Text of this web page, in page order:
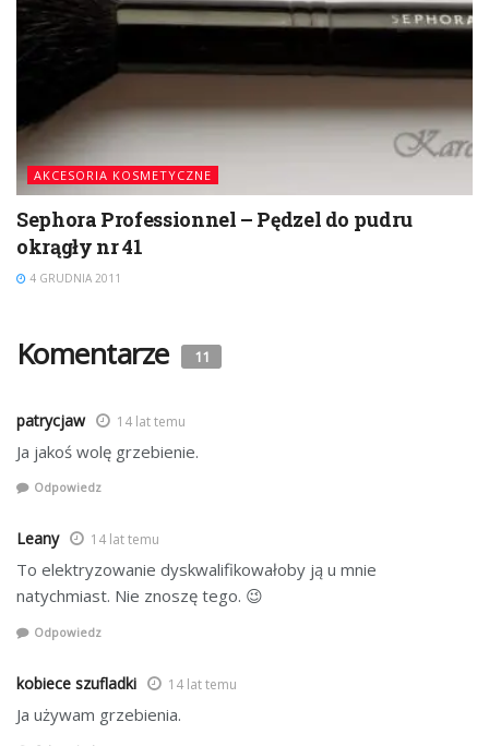
AKCESORIA KOSMETYCZNE
Sephora Professionnel – Pędzel do pudru
okrągły nr 41
4 GRUDNIA 2011
Komentarze 11
patrycjaw 14 lat temu
Ja jakoś wolę grzebienie.
Odpowiedz
Leany 14 lat temu
To elektryzowanie dyskwalifikowałoby ją u mnie
natychmiast. Nie znoszę tego. 😉
Odpowiedz
kobiece szufladki 14 lat temu
Ja używam grzebienia.